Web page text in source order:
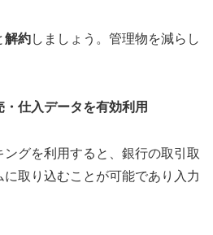
解約しましょう。管理物を減らし
仕入データを有効利用
グを利用すると、銀行の取引取
取り込むことが可能であり入力